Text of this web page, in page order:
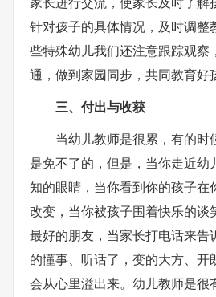
针对孩子的具体情况，及时调整
些特殊幼儿我们还注意跟踪观察
通，做到家园同步，共同教育好
三、付出与收获
当幼儿教师是很累，有的时
是免不了的，但是，当你走近幼
知的眼睛，当你看到你的孩子在
改变，当你被孩子围着快乐的谈
最好的朋友，当家长打电话来告
的懂事、听话了，变的大方、
会从心里溢出来。幼儿教师是很